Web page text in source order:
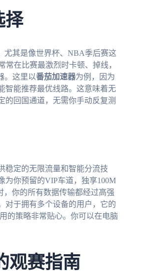
择
尤其是像世界杯、NBA季后赛这
在比赛最激烈时卡顿、掉线，
。这里以番茄加速器为例，因为
智能推荐最优线路。这意味着无
的回国通道，无需你手动反复测
稳定的无限流量和智能分流技
为你预留的VIP车道，独享100M
，你的所有数据传输都经过高强
对于拥有多个设备的用户，它的
的策略非常贴心。你可以在电脑
观赛指南